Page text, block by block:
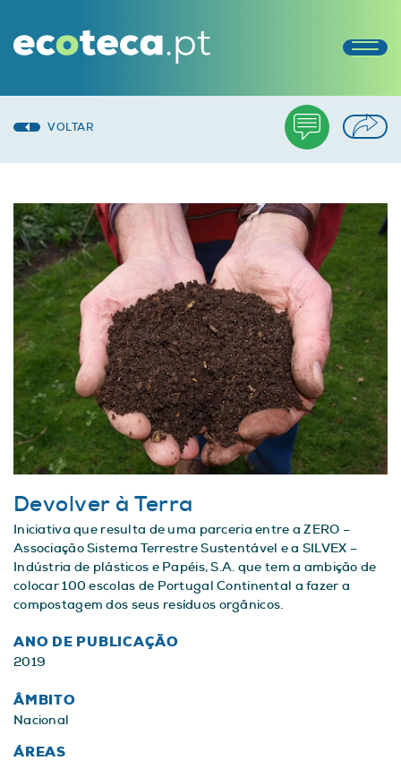
VOLTAR
Devolver à Terra
Iniciativa que resulta de uma parceria entre a ZERO –
Associação Sistema Terrestre Sustentável e a SILVEX –
Indústria de plásticos e Papéis, S.A. que tem a ambição de
colocar 100 escolas de Portugal Continental a fazer a
compostagem dos seus resíduos orgânicos.
ANO DE PUBLICAÇÃO
2019
ÂMBITO
Nacional
ÁREAS